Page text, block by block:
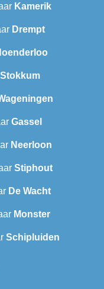
Kamerik
Drempt
Stokkum
Gassel
Neerloon
Stiphout
De Wacht
Monster
Schipluiden